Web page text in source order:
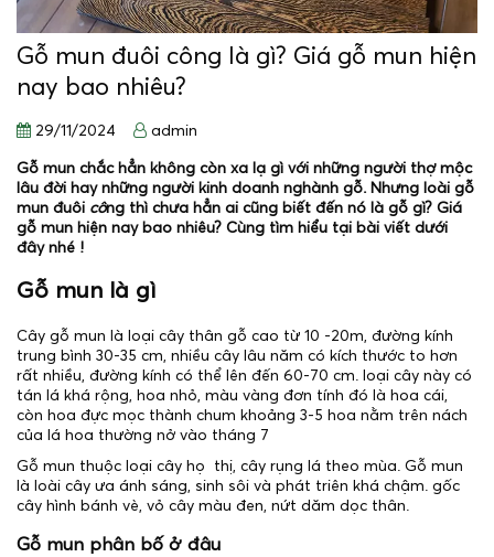
Gỗ mun đuôi công là gì? Giá gỗ mun hiện
nay bao nhiêu?
29/11/2024 admin
Gỗ mun chắc hẳn không còn xa lạ gì với những người thợ mộc
lâu đời hay những người kinh doanh nghành gỗ. Nhưng loài gỗ
mun đuôi công thì chưa hẳn ai cũng biết đến nó là gỗ gì? Giá
gỗ mun hiện nay bao nhiêu? Cùng tìm hiểu tại bài viết dưới
đây nhé !
Gỗ mun là gì
Cây gỗ mun là loại cây thân gỗ cao từ 10 -20m, đường kính
trung bình 30-35 cm, nhiều cây lâu năm có kích thước to hơn
rất nhiều, đường kính có thể lên đến 60-70 cm. loại cây này có
tán lá khá rộng, hoa nhỏ, màu vàng đơn tính đó là hoa cái,
còn hoa đực mọc thành chum khoảng 3-5 hoa nằm trên nách
của lá hoa thường nở vào tháng 7
Gỗ mun thuộc loại cây họ thị, cây rụng lá theo mùa. Gỗ mun
là loài cây ưa ánh sáng, sinh sôi và phát triên khá chậm. gốc
cây hình bánh vè, vỏ cây màu đen, nứt dăm dọc thân.
Gỗ mun phân bố ở đâu